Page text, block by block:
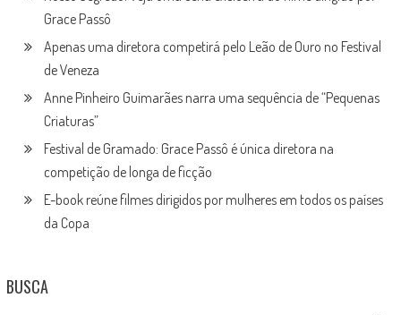
Grace Passô
Apenas uma diretora competirá pelo Leão de Ouro no Festival
de Veneza
Anne Pinheiro Guimarães narra uma sequência de “Pequenas
Criaturas”
Festival de Gramado: Grace Passô é única diretora na
competição de longa de ficção
E-book reúne filmes dirigidos por mulheres em todos os países
da Copa
BUSCA